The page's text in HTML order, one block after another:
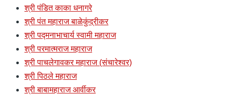
श्री पंडित काका धनागरे
श्री पंत महाराज बाळेकुंद्रीकर
श्री पद्मनाभाचार्य स्वामी महाराज
श्री परमात्मराज महाराज
श्री पाचलेगावकर महाराज (संचारेश्वर)
श्री पिठले महाराज
श्री बाबामहाराज आर्वीकर